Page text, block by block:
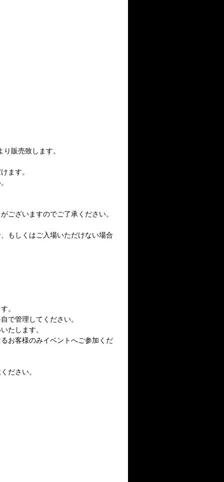
販売致します。
ます。
ございますのでご了承ください。
もしくはご入場いただけない場合
。
で管理してください。
たします。
お客様のみイベントへご参加くだ
ださい。